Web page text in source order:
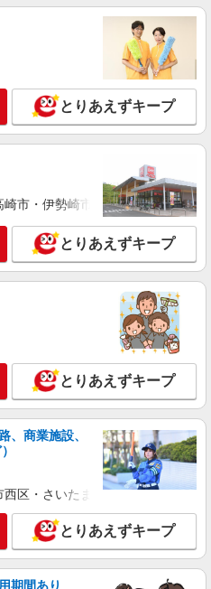
市 ＊車・バイク通勤OK
詳細を見る
0912420
交通費全額支給
市 ＊車・バイク通勤OK
詳細を見る
0887591
交通費全額支給
市 ＊車・バイク通勤OK
詳細を見る
とりあえずキープ
市・伊勢崎市・太田市・館林市
とりあえずキープ
とりあえずキープ
、商業施設、
区・さいたま市岩槻区・久喜市・
とりあえずキープ
期間あり